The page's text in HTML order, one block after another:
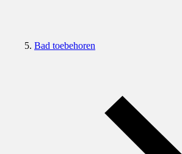
Bad toebehoren